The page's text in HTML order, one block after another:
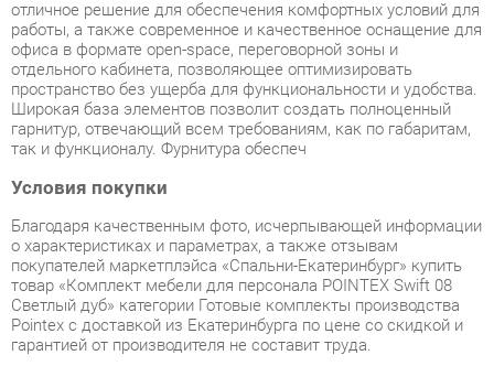
Широкая база элементов позволит создать полноценный
гарнитур, отвечающий всем требованиям, как по габаритам,
так и функционалу. Фурнитура обеспеч
Условия покупки
Благодаря качественным фото, исчерпывающей информации
о характеристиках и параметрах, а также отзывам
покупателей маркетплэйса «Спальни-Екатеринбург» купить
Светлый дуб» категории Готовые комплекты производства
гарантией от производителя не составит труда.
Мы отправляем заказы в доставку ежедневно. Товары из
ассортимента в наличии на складе в Екатеринбурге вы
получите не позднее48-ми часовс момента оформления
заказа. Дополнительно вы можете заказать подъём на этаж
и сборку мебельных изделий.